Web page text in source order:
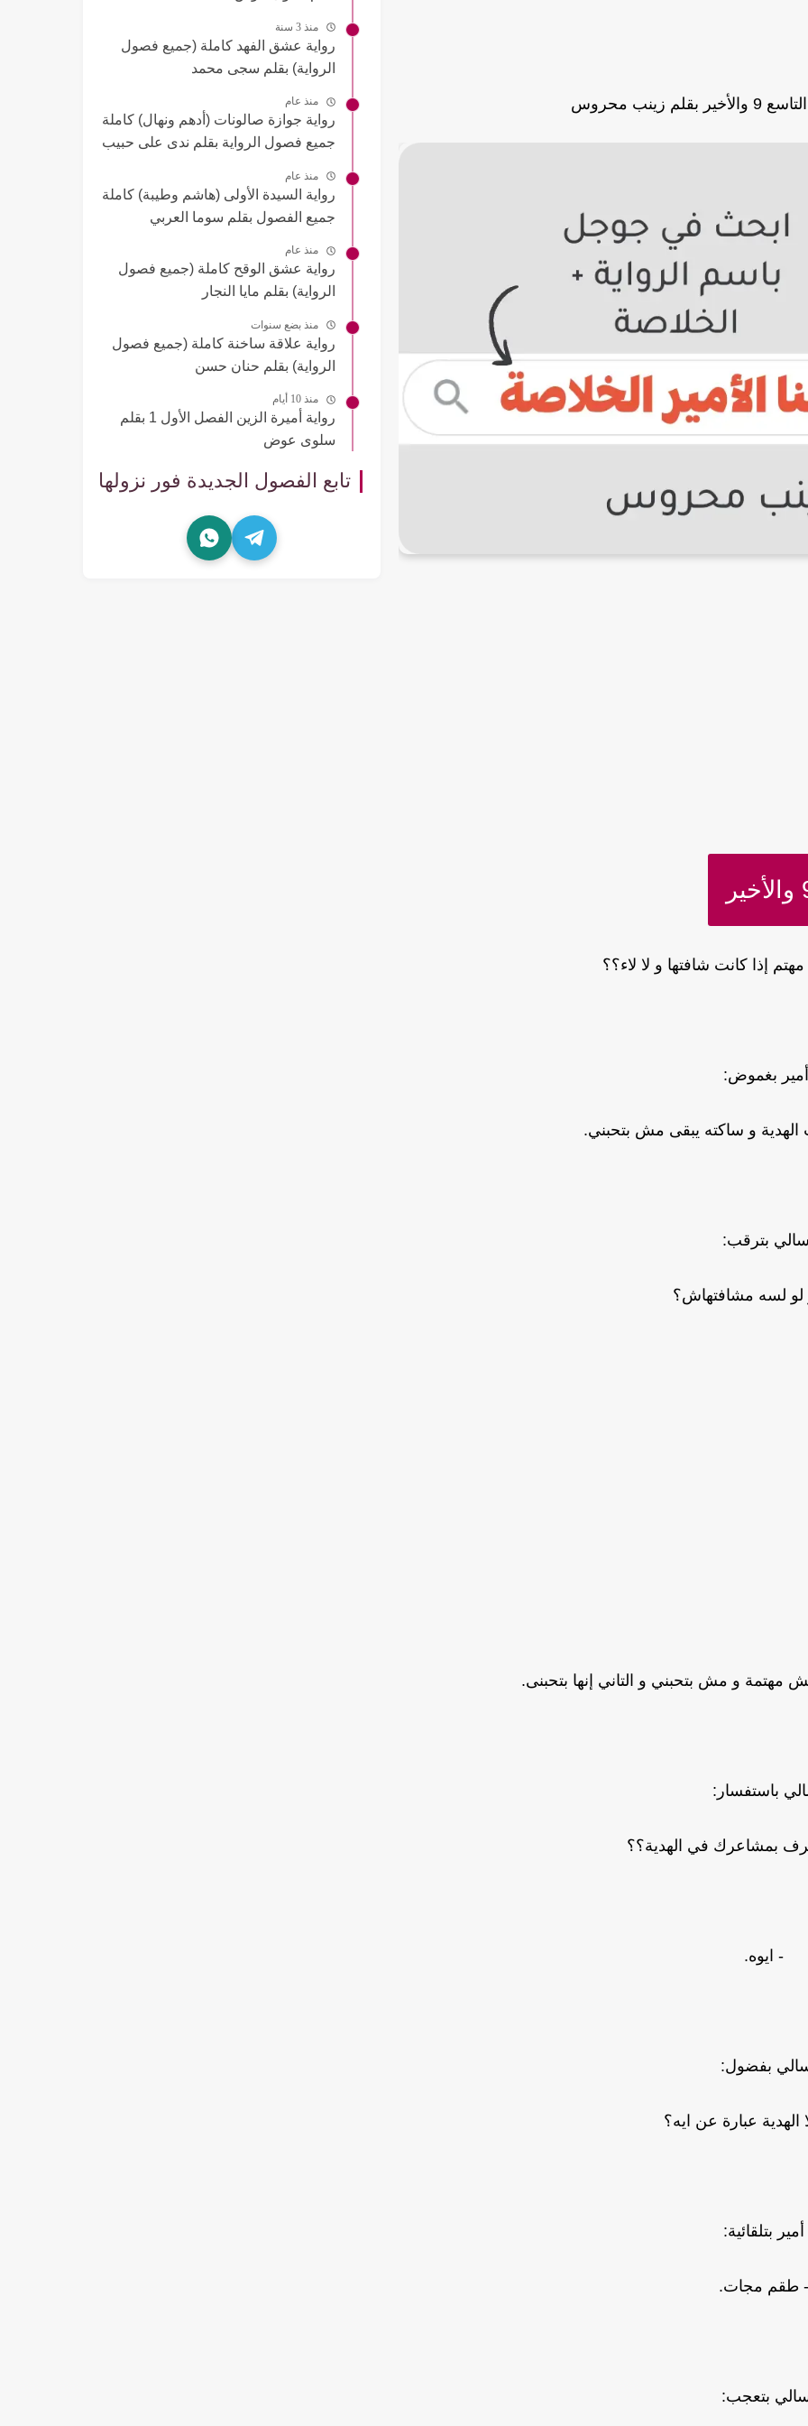
زينب محروس
مهتم إذا كانت شافتها و لا لاء؟؟
أمير بغموض:
و ساكته يبقى مش بتحبني.
سالي بترقب:
لسه مشافتهاش؟
مهتمة و مش بتحبني و التاني إنها بتحبنى.
باستفسار:
بمشاعرك في الهدية؟؟
- ايوه.
بفضول:
عبارة عن ايه؟
أمير بتلقائية:
- طقم مجات.
بتعجب:
منذ 3 سنة
رواية عشق الفهد كاملة (جميع فصول
الرواية) بقلم سجى محمد
منذ عام
رواية جوازة صالونات (أدهم ونهال) كاملة
جميع فصول الرواية بقلم ندى على حبيب
منذ عام
رواية السيدة الأولى (هاشم وطيبة) كاملة
جميع الفصول بقلم سوما العربي
منذ عام
رواية عشق الوقح كاملة (جميع فصول
الرواية) بقلم مايا النجار
منذ بضع سنوات
رواية علاقة ساخنة كاملة (جميع فصول
الرواية) بقلم حنان حسن
منذ 10 أيام
رواية أميرة الزين الفصل الأول 1 بقلم
سلوى عوض
تابع الفصول الجديدة فور نزولها